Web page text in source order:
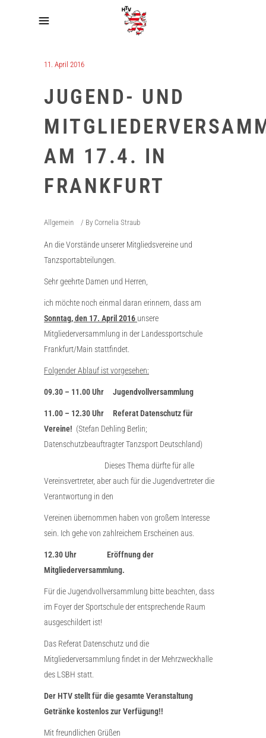
11. April 2016
JUGEND- UND
AM 17.4. IN
FRANKFURT
Allgemein By Cornelia Straub
An die Vorstände unserer Mitgliedsvereine und
Tanzsportabteilungen.
Sehr geehrte Damen und Herren,
ich möchte noch einmal daran erinnern, dass am
Sonntag, den 17. April 2016 unsere
Mitgliederversammlung in der Landessportschule
Frankfurt/Main stattfindet.
Folgender Ablauf ist vorgesehen:
09.30 – 11.00 Uhr Jugendvollversammlung
11.00 – 12.30 Uhr Referat Datenschutz für
Vereine! (Stefan Dehling Berlin;
Datenschutzbeauftragter Tanzsport Deutschland)
Dieses Thema dürfte für alle
Vereinsvertreter, aber auch für die Jugendvertreter die
Verantwortung in den
Vereinen übernommen haben von großem Interesse
sein. Ich gehe von zahlreichem Erscheinen aus.
12.30 Uhr Eröffnung der
Mitgliederversammlung.
Für die Jugendvollversammlung bitte beachten, dass
im Foyer der Sportschule der entsprechende Raum
ausgeschildert ist!
Das Referat Datenschutz und die
Mitgliederversammlung findet in der Mehrzweckhalle
des LSBH statt.
Der HTV stellt für die gesamte Veranstaltung
Getränke kostenlos zur Verfügung!!
Mit freundlichen Grüßen